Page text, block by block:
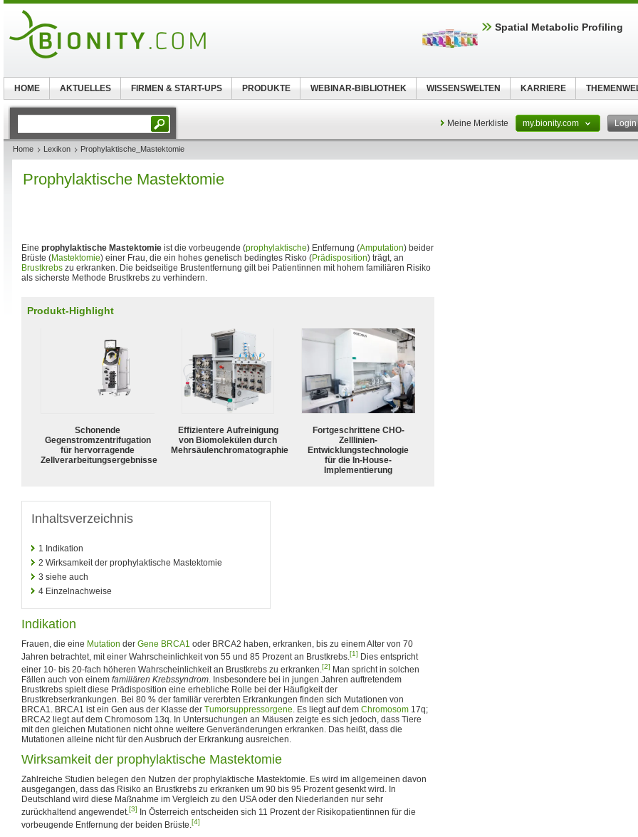
Meine Merkliste my.bionity.com Login
Home Lexikon Prophylaktische_Mastektomie
Prophylaktische Mastektomie
Eine prophylaktische Mastektomie ist die vorbeugende (prophylaktische) Entfernung (Amputation) beider
Brüste (Mastektomie) einer Frau, die ein hohes genetisch bedingtes Risko (Prädisposition) trägt, an
Brustkrebs zu erkranken. Die beidseitige Brustentfernung gilt bei Patientinnen mit hohem familiären Risiko
als sicherste Methode Brustkrebs zu verhindern.
Produkt-Highlight
Schonende
Gegenstromzentrifugation
für hervorragende
Zellverarbeitungsergebnisse
Effizientere Aufreinigung
von Biomolekülen durch
Mehrsäulenchromatographie
Fortgeschrittene CHO-
Zelllinien-
Entwicklungstechnologie
für die In-House-
Implementierung
Inhaltsverzeichnis
1 Indikation
2 Wirksamkeit der prophylaktische Mastektomie
3 siehe auch
4 Einzelnachweise
Indikation
Frauen, die eine Mutation der Gene BRCA1 oder BRCA2 haben, erkranken, bis zu einem Alter von 70
Jahren betrachtet, mit einer Wahrscheinlichkeit von 55 und 85 Prozent an Brustkrebs.[1] Dies entspricht
einer 10- bis 20-fach höheren Wahrscheinlichkeit an Brustkrebs zu erkranken.[2] Man spricht in solchen
Fällen auch von einem familiären Krebssyndrom. Insbesondere bei in jungen Jahren auftretendem
Brustkrebs spielt diese Prädisposition eine erhebliche Rolle bei der Häufigkeit der
Brustkrebserkrankungen. Bei 80 % der familiär vererbten Erkrankungen finden sich Mutationen von
BRCA1. BRCA1 ist ein Gen aus der Klasse der Tumorsuppressorgene. Es liegt auf dem Chromosom 17q;
BRCA2 liegt auf dem Chromosom 13q. In Untersuchungen an Mäusen zeigte es sich jedoch, dass Tiere
mit den gleichen Mutationen nicht ohne weitere Genveränderungen erkranken. Das heißt, dass die
Mutationen alleine nicht für den Ausbruch der Erkrankung ausreichen.
Wirksamkeit der prophylaktische Mastektomie
Zahlreiche Studien belegen den Nutzen der prophylaktische Mastektomie. Es wird im allgemeinen davon
ausgegangen, dass das Risiko an Brustkrebs zu erkranken um 90 bis 95 Prozent gesenkt wird. In
Deutschland wird diese Maßnahme im Vergleich zu den USA oder den Niederlanden nur sehr
zurückhaltend angewendet.[3]
In Österreich entscheiden sich 11 Prozent der Risikopatientinnen für die
vorbeugende Entfernung der beiden Brüste.[4]
Spatial Metabolic Profiling
HOME AKTUELLES FIRMEN & START-UPS PRODUKTE WEBINAR-BIBLIOTHEK WISSENSWELTEN KARRIERE